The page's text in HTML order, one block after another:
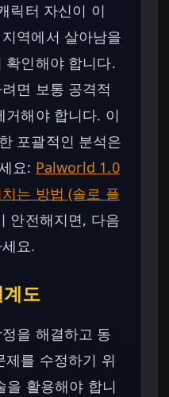
릭터 자신이 이
역에서 살아남을
확인해야 합니다.
면 보통 공격적
거해야 합니다. 이
포괄적인 분석은
요: Palworld 1.0
는 방법 (솔로 플
안전해지면, 다음
요.
도
을 해결하고 동
제를 수정하기 위
을 활용해야 합니